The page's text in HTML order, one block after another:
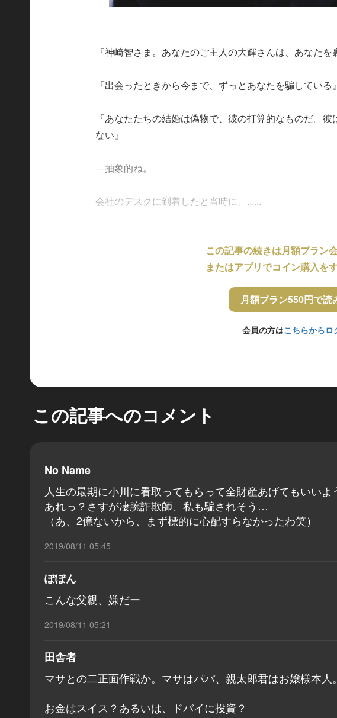
『神崎智さま。あなたのご主人の大輝さんは、あなたを
『出会ったときから今まで、ずっとあなたを騙している』
『あなたたちの結婚は偽物で、彼の打算的なものだ。
ない』
―抽象的ね。
会社のデスクに到着したと当時に、......
この記事の続きは月額プラン
またはアプリでコイン購入を
月額プラン550円で読
会員の方はこちらからロ
この記事へのコメント
No Name
人生の最期に小川に看取ってもらって全財産あげてもいいよ
あれっ？さすが凄腕詐欺師、私も騙されそう…
（あ、2億ないから、まず標的に心配すらなかったわ笑）
2019/08/11 05:45
ぽぽん
こんな父親、嫌だー
2019/08/11 05:21
田舎者
マサとの二正面作戦か。マサはパパ、親太郎君はお嬢様本人
お金はスイス？あるいは、ドバイに投資？